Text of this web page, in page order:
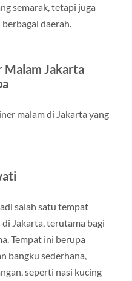
semarak, tetapi juga
daerah.
Malam Jakarta
malam di Jakarta yang
salah satu tempat
Jakarta, terutama bagi
Tempat ini berupa
bangku sederhana,
seperti nasi kucing